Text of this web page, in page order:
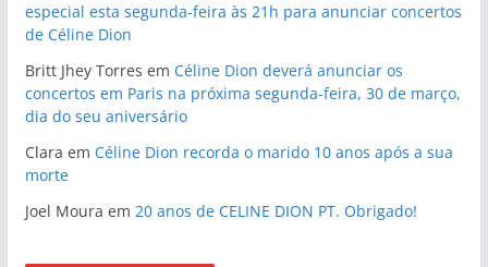
especial esta segunda-feira às 21h para anunciar concertos
de Céline Dion
Britt Jhey Torres em Céline Dion deverá anunciar os
concertos em Paris na próxima segunda-feira, 30 de março,
dia do seu aniversário
Clara em Céline Dion recorda o marido 10 anos após a sua
morte
Joel Moura em 20 anos de CELINE DION PT. Obrigado!